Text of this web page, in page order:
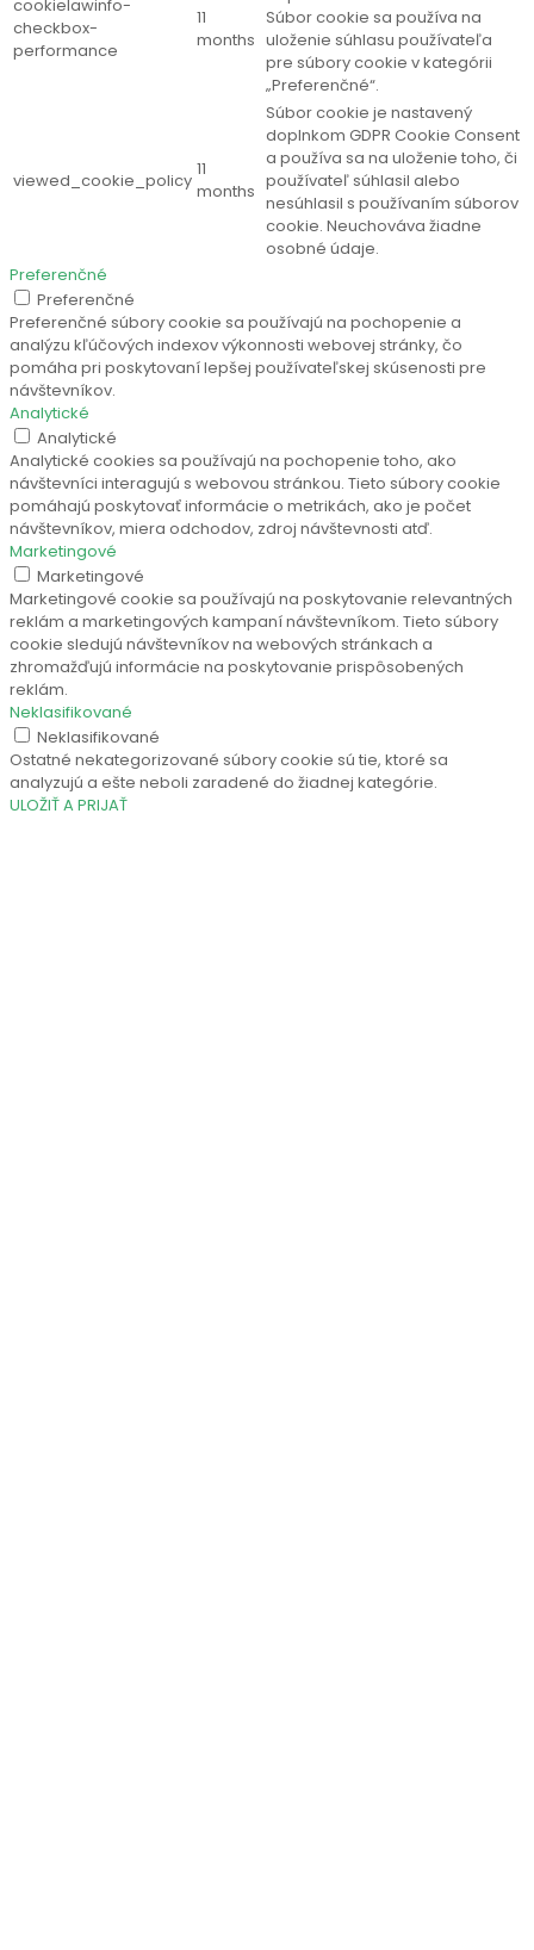
cookielawinfo-
checkbox-
performance
11
months
Súbor cookie sa používa na
uloženie súhlasu používateľa
pre súbory cookie v kategórii
„Preferenčné“.
viewed_cookie_policy
11
months
Súbor cookie je nastavený
doplnkom GDPR Cookie Consent
a používa sa na uloženie toho, či
používateľ súhlasil alebo
nesúhlasil s používaním súborov
cookie. Neuchováva žiadne
osobné údaje.
Preferenčné
Preferenčné
Preferenčné súbory cookie sa používajú na pochopenie a
analýzu kľúčových indexov výkonnosti webovej stránky, čo
pomáha pri poskytovaní lepšej používateľskej skúsenosti pre
návštevníkov.
Analytické
Analytické
Analytické cookies sa používajú na pochopenie toho, ako
návštevníci interagujú s webovou stránkou. Tieto súbory cookie
pomáhajú poskytovať informácie o metrikách, ako je počet
návštevníkov, miera odchodov, zdroj návštevnosti atď.
Marketingové
Marketingové
Marketingové cookie sa používajú na poskytovanie relevantných
reklám a marketingových kampaní návštevníkom. Tieto súbory
cookie sledujú návštevníkov na webových stránkach a
zhromažďujú informácie na poskytovanie prispôsobených
reklám.
Neklasifikované
Neklasifikované
Ostatné nekategorizované súbory cookie sú tie, ktoré sa
analyzujú a ešte neboli zaradené do žiadnej kategórie.
ULOŽIŤ A PRIJAŤ